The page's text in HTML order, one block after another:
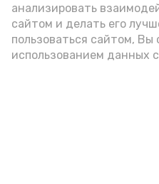
анализировать
сайтом и делать его
пользоваться сайтом, Вы
использованием данных
Сколько стоит
в 2026 году:
красную и